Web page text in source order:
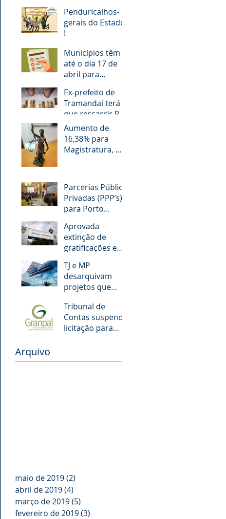
desembargador
pedindo “vaga
fantasma” para
esposa, filho e so
Penduricalhos-
gerais do Estado
!
Municípios têm
até o dia 17 de
abril para
questionário
Ex-prefeito de
Tramandaí terá
que ressarcir R$
1,2 milhão aos
cofres públicos
Aumento de
16,38% para
Magistratura, MP,
questionado
Parcerias Público
Privadas (PPP’s)
para Porto
Aprovada
extinção de
gratificações e
servidores
municipais de
POA. O que
muda!
TJ e MP
desarquivam
projetos que
salários de juízes
e promotores
Tribunal de
Contas suspende
licitação para
GRANPAL
Arquivo
maio de 2019(2)
abril de 2019(4)
março de 2019(5)
fevereiro de 2019(3)